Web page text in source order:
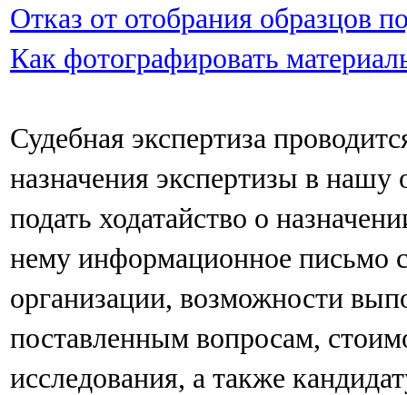
Отказ от отобрания образцов
Как фотографировать
Судебная экспертиза
назначения экспертизы в
подать ходатайство о
нему информационное письмо
организации, возможности
поставленным вопросам,
исследования, а также